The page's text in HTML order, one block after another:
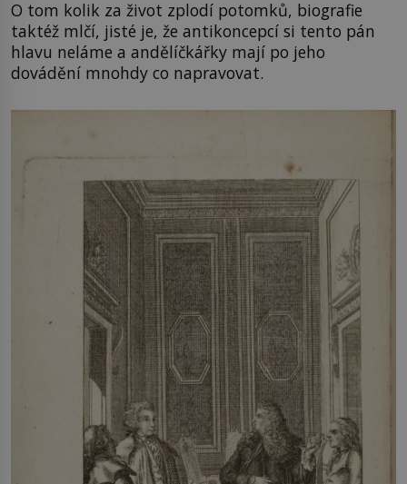
O tom kolik za život zplodí potomků, biografie
taktéž mlčí, jisté je, že antikoncepcí si tento pán
hlavu neláme a andělíčkářky mají po jeho
dovádění mnohdy co napravovat.